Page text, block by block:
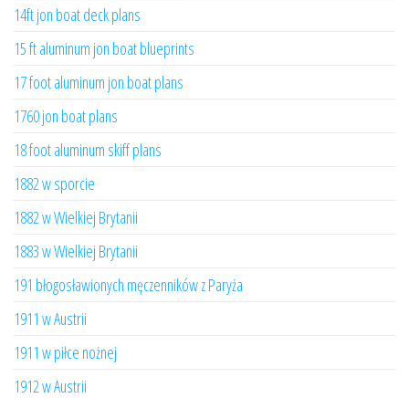
14ft jon boat deck plans
15 ft aluminum jon boat blueprints
17 foot aluminum jon boat plans
1760 jon boat plans
18 foot aluminum skiff plans
1882 w sporcie
1882 w Wielkiej Brytanii
1883 w Wielkiej Brytanii
191 błogosławionych męczenników z Paryża
1911 w Austrii
1911 w piłce nożnej
1912 w Austrii